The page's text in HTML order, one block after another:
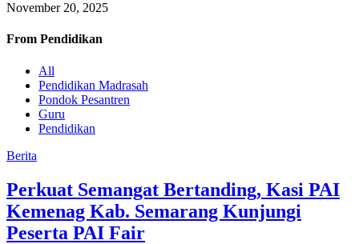
November 20, 2025
From Pendidikan
All
Pendidikan Madrasah
Pondok Pesantren
Guru
Pendidikan
Berita
Perkuat Semangat Bertanding, Kasi PAI
Kemenag Kab. Semarang Kunjungi
Peserta PAI Fair